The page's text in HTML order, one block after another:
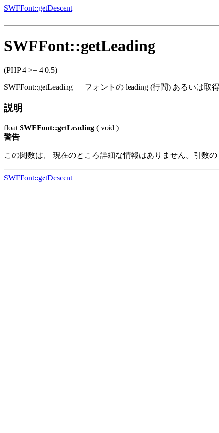
SWFFont::getDescent
SWFFont::getLeading
(PHP 4 >= 4.0.5)
SWFFont::getLeading — フォントの leading (行間) あるいは取
説明
float SWFFont::getLeading ( void )
警告
この関数は、 現在のところ詳細な情報はありません。引数
SWFFont::getDescent